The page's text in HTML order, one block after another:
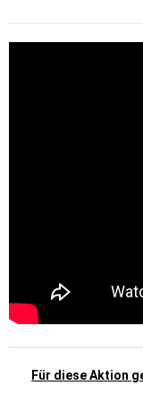
Für diese Aktion